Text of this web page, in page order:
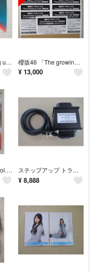
櫻坂46 The growing up train 店舗特典ポストカード 櫻坂46 「The growing up train」 シリアル 9枚
¥ 13,000
ENTAME 0.36 sec vol.01 【未読・応募券なし】 ステップアップ トランス 100V→110V～120V 600VA
¥ 8,888